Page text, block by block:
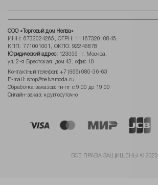
ООО «Торговый дом Нелва»
ИНН: 6732024265, ОГРН: 1116732010845,
КПП: 771001001, ОКПО: 92246878
Юридический адрес:123056, г. Москва,
ул. 2-я Брестская, дом 43, офис 10
Контактный телефон: +7 (966) 080-36-63
E-mail: shop@nelvamoda.ru
Обработка заказов: пн-пт с 9:00 до 19:00
Онлайн-заказ: круглосуточно
ВСЕ ПРАВА ЗАЩИЩЕНЫ © 2023